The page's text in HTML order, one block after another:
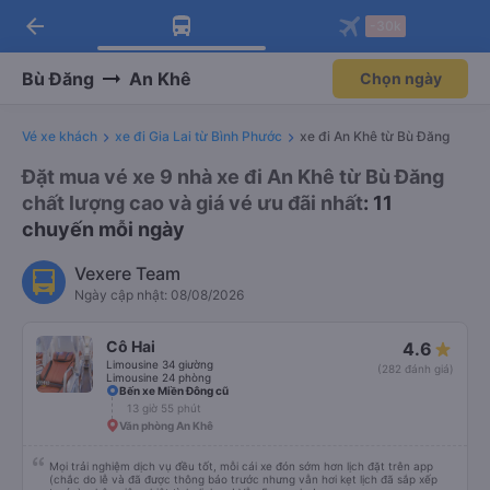
Tải app Vexere ngay!
Nhận ưu đãi thành viên độc
Mở app
Tải app Vexere
-30k/ghế khi đặt vé máy bay qua
Mở app
arrow_back
Bù Đăng An Khê Chọn ngày
Vé xe khách xe đi Gia Lai từ Bình Phước xe đi An Khê từ Bù Đăng
Đặt mua vé xe 9 nhà xe đi An Khê từ Bù Đăng
chất lượng cao và giá vé ưu đãi nhất: 11
chuyến mỗi ngày
Vexere Team
Ngày cập nhật: 08/08/2026
Cô Hai
Limousine 34 giường
Limousine 24 phòng
4.6
(282 đánh giá)
Bến xe Miền Đông cũ
13 giờ 55 phút
Văn phòng An Khê
Mọi trải nghiệm dịch vụ đều tốt, mỗi cái xe đón sớm hơn lịch đặt trên app
(chắc do lễ và đã được thông báo trước nhưng vẫn hơi kẹt lịch đã sắp xếp